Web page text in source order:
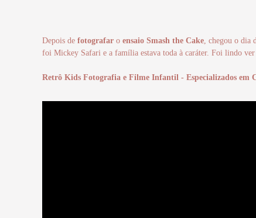
Depois de fotografar o ensaio Smash the Cake, chegou o dia
foi Mickey Safari e a família estava toda à caráter. Foi lindo ver
Retrô Kids Fotografia e Filme Infantil - Especializados em